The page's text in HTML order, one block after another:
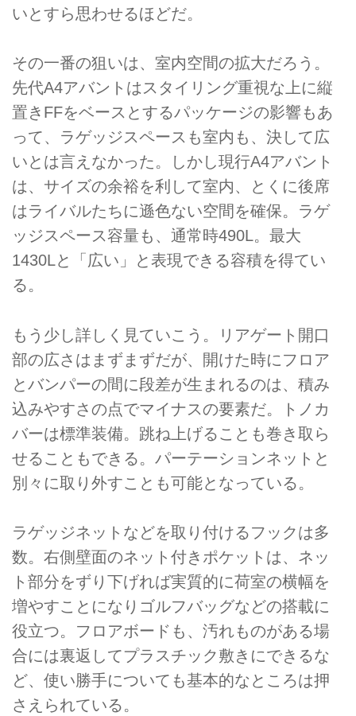
いとすら思わせるほどだ。
その一番の狙いは、室内空間の拡大だろう。
先代A4アバントはスタイリング重視な上に縦
置きFFをベースとするパッケージの影響もあ
って、ラゲッジスペースも室内も、決して広
いとは言えなかった。しかし現行A4アバント
は、サイズの余裕を利して室内、とくに後席
はライバルたちに遜色ない空間を確保。ラゲ
ッジスペース容量も、通常時490L。最大
1430Lと「広い」と表現できる容積を得てい
る。
もう少し詳しく見ていこう。リアゲート開口
部の広さはまずまずだが、開けた時にフロア
とバンパーの間に段差が生まれるのは、積み
込みやすさの点でマイナスの要素だ。トノカ
バーは標準装備。跳ね上げることも巻き取ら
せることもできる。パーテーションネットと
別々に取り外すことも可能となっている。
ラゲッジネットなどを取り付けるフックは多
数。右側壁面のネット付きポケットは、ネッ
ト部分をずり下げれば実質的に荷室の横幅を
増やすことになりゴルフバッグなどの搭載に
役立つ。フロアボードも、汚れものがある場
合には裏返してプラスチック敷きにできるな
ど、使い勝手についても基本的なところは押
さえられている。